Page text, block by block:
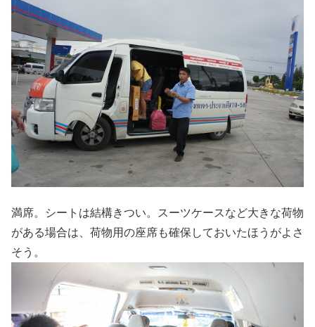
満席。シートは結構きつい。スーツケースなど大きな荷物
がある場合は、荷物用の座席も確保しておいたほうがよさ
そう。